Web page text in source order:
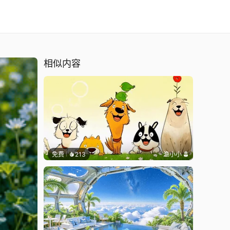
相似内容
免费 213 渔小小